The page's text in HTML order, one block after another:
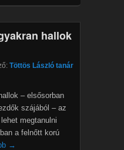
hallok
Töttös László tanár
– elsősorban
szájából – az
megtanulni
a felnőtt korú
→